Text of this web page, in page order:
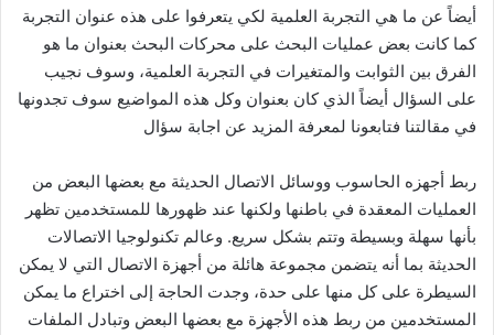
أيضاً عن ما هي التجربة العلمية لكي يتعرفوا على هذه عنوان التجربة
كما كانت بعض عمليات البحث على محركات البحث بعنوان ما هو
الفرق بين الثوابت والمتغيرات في التجربة العلمية، وسوف نجيب
على السؤال أيضاً الذي كان بعنوان وكل هذه المواضيع سوف تجدونها
في مقالتنا فتابعونا لمعرفة المزيد عن اجابة سؤال
ربط أجهزه الحاسوب ووسائل الاتصال الحديثة مع بعضها البعض من
العمليات المعقدة في باطنها ولكنها عند ظهورها للمستخدمين تظهر
بأنها سهلة وبسيطة وتتم بشكل سريع. وعالم تكنولوجيا الاتصالات
الحديثة بما أنه يتضمن مجموعة هائلة من أجهزة الاتصال التي لا يمكن
السيطرة على كل منها على حدة، وجدت الحاجة إلى اختراع ما يمكن
المستخدمين من ربط هذه الأجهزة مع بعضها البعض وتبادل الملفات